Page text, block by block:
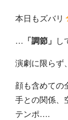
本日もズバリ
… 「調節」 し
演劇に限らず
顔も含めての
手との関係、
テンポ….